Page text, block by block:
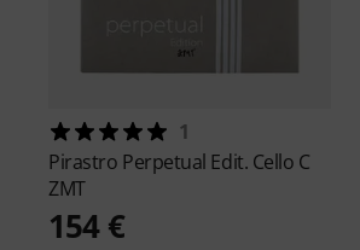
1
Pirastro Perpetual Edit. Cello C
ZMT
154 €